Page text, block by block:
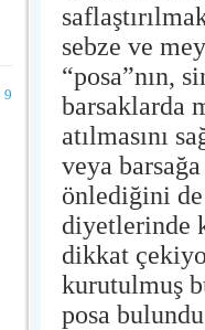
9
sebze ve
“posa”nın,
barsaklarda
atılmasını
veya
önlediğini
diyetlerinde
dikkat
kurutulmuş
posa